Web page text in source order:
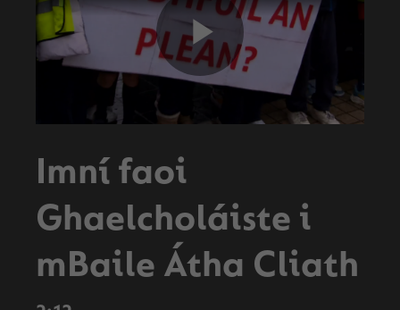
Play
Imní faoi
Ghaelcholáiste i
mBaile Átha Cliath